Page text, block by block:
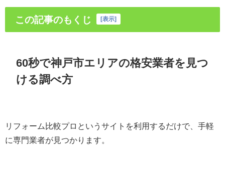
この記事のもくじ 表示
60秒で神戸市エリアの格安業者を見つ
ける調べ方
リフォーム比較プロというサイトを利用するだけで、手軽
に専門業者が見つかります。